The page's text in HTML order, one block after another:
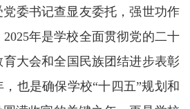
委书记查显友委托，强世功作
年是学校全面贯彻党的二十
大会和全国民族团结进步表彰
也是确保学校“十四五”规划和